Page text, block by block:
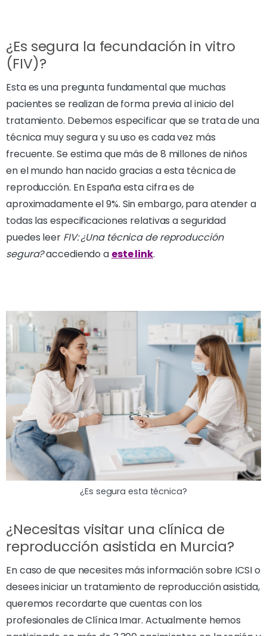
¿Es segura la fecundación in vitro
(FIV)?
Esta es una pregunta fundamental que muchas
pacientes se realizan de forma previa al inicio del
tratamiento. Debemos especificar que se trata de una
técnica muy segura y su uso es cada vez más
frecuente. Se estima que más de 8 millones de niños
en el mundo han nacido gracias a esta técnica de
reproducción. En España esta cifra es de
aproximadamente el 9%. Sin embargo, para atender a
todas las especificaciones relativas a seguridad
puedes leer FIV: ¿Una técnica de reproducción
segura?accediendo a este link.
¿Es segura esta técnica?
¿Necesitas visitar una clínica de
reproducción asistida en Murcia?
En caso de que necesites más información sobre ICSI o
desees iniciar un tratamiento de reproducción asistida,
queremos recordarte que cuentas con los
profesionales de Clínica Imar. Actualmente hemos